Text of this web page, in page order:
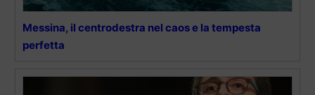
Messina, il centrodestra nel caos e la tempesta
perfetta